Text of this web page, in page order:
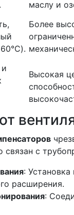
маслу и
Более
Высокая
связан с
:
расширения.
: